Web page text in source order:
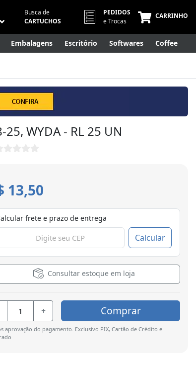
Busca de
CARTUCHOS
PEDIDOS
e Trocas
CARRINHO
Embalagens Escritório Softwares Coffee
WYDA - RL 25 UN
13,50
frete e prazo de entrega
Calcular
Consultar estoque em loja
+ Comprar
aprovação do pagamento. Exclusivo PIX, Cartão de Crédito e